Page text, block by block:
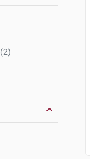
(2)